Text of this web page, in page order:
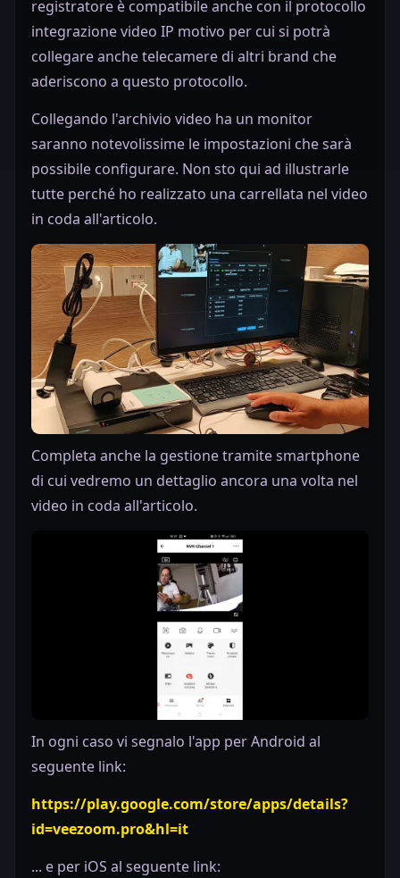
registratore è compatibile anche con il protocollo
integrazione video IP motivo per cui si potrà
collegare anche telecamere di altri brand che
aderiscono a questo protocollo.
Collegando l'archivio video ha un monitor
saranno notevolissime le impostazioni che sarà
possibile configurare. Non sto qui ad illustrarle
tutte perché ho realizzato una carrellata nel video
in coda all'articolo.
Completa anche la gestione tramite smartphone
di cui vedremo un dettaglio ancora una volta nel
video in coda all'articolo.
In ogni caso vi segnalo l'app per Android al
seguente link:
https://play.google.com/store/apps/details?
id=veezoom.pro&hl=it
... e per iOS al seguente link: